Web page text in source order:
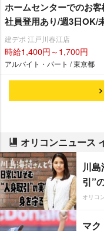
ホームセンターでのお
社員登用あり/週3日OK/
建デポ 江戸川春江店
時給1,400円～1,700円
アルバイト・パート / 東京都
オリコンニュース
川
引”
オリコ
マ